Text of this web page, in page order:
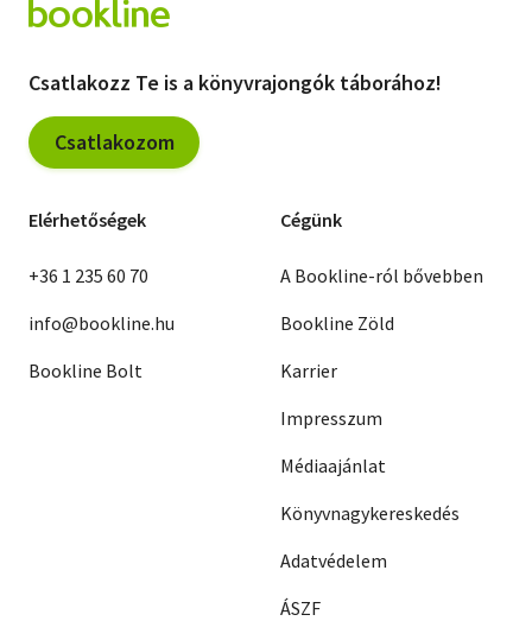
Csatlakozz Te is a könyvrajongók táborához!
Csatlakozom
Elérhetőségek
+36 1 235 60 70
info@bookline.hu
Bookline Bolt
Cégünk
A Bookline-ról bővebben
Bookline Zöld
Karrier
Impresszum
Médiaajánlat
Könyvnagykereskedés
Adatvédelem
ÁSZF